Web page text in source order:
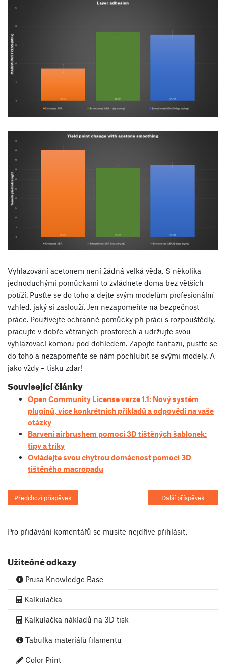
Vyhlazování acetonem není žádná velká věda. S několika
jednoduchými pomůckami to zvládnete doma bez větších
potíží. Pusťte se do toho a dejte svým modelům profesionální
vzhled, jaký si zaslouží. Jen nezapomeňte na bezpečnost
práce. Používejte ochranné pomůcky při práci s rozpouštědly,
pracujte v dobře větraných prostorech a udržujte svou
vyhlazovací komoru pod dohledem. Zapojte fantazii, pusťte se
do toho a nezapomeňte se nám pochlubit se svými modely. A
jako vždy – tisku zdar!
Související články
Open Community License verze 1.1: Nový systém
pluginů, více konkrétních příkladů a odpovědi na vaše
otázky
Barvení airbrushem pomocí 3D tištěných šablonek:
tipy a triky
Ovládejte svou chytrou domácnost pomocí 3D
tištěného macropadu
Předchozí příspěvek Další příspěvek
Pro přidávání komentářů se musíte nejdříve přihlásit.
Užitečné odkazy
Prusa Knowledge Base
Kalkulačka
Kalkulačka nákladů na 3D tisk
Tabulka materiálů filamentu
Color Print